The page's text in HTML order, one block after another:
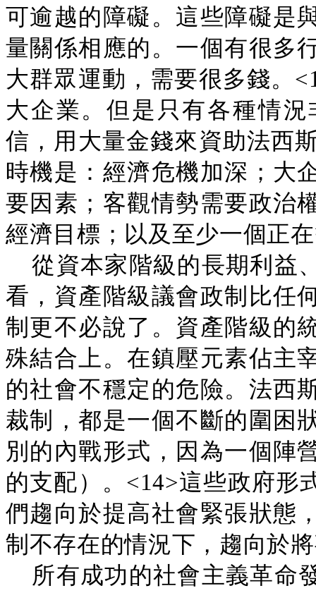
可逾越的障礙。這些障礙是
量關係相應的。一個有很多
大群眾運動，需要很多錢。
大企業。但是只有各種情
信，用大量金錢來資助法西
時機是：經濟危機加深；大
要因素；客觀情勢需要政治
經濟目標；以及至少一個正
從資本家階級的長期利益
看，資產階級議會政制比任
制更不必說了。資產階級的
殊結合上。在鎮壓元素佔主
的社會不穩定的危險。法西
裁制，都是一個不斷的圍困
別的內戰形式，因為一個陣
的支配）。<14>這些政府形
們趨向於提高社會緊張狀態
制不存在的情況下，趨向於
所有成功的社會主義革命